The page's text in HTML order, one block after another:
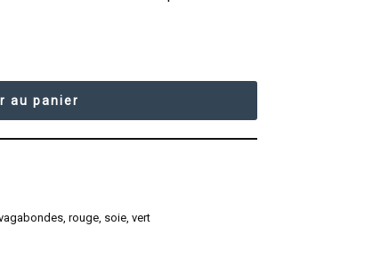
au panier
,rouge, soie,vert